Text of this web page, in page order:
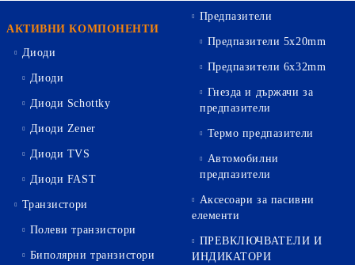
АКТИВНИ КОМПОНЕНТИ
Диоди
Диоди
Диоди Schottky
Диоди Zener
Диоди TVS
Диоди FAST
Транзистори
Полеви транзистори
Биполярни транзистори
Предпазители
Предпазители 5х20mm
Предпазители 6х32mm
Гнезда и държачи за
предпазители
Термо предпазители
Автомобилни
предпазители
Аксесоари за пасивни
елементи
ПРЕВКЛЮЧВАТЕЛИ И
ИНДИКАТОРИ